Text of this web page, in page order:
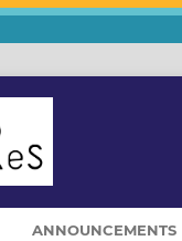
ANNOUNCEMENTS